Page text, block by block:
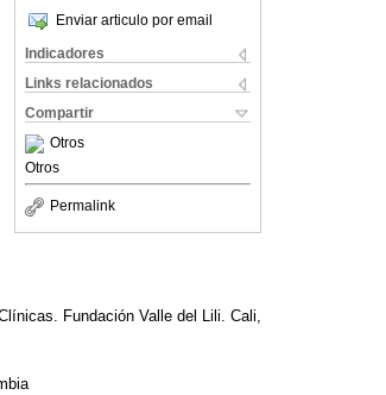
Enviar articulo por email
Indicadores
Links relacionados
Compartir
Otros
Otros
Permalink
Fundación Valle del Lili. Cali,